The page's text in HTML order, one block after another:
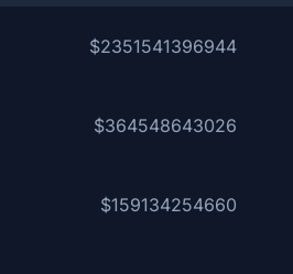
$2351541396944
$364548643026
$159134254660